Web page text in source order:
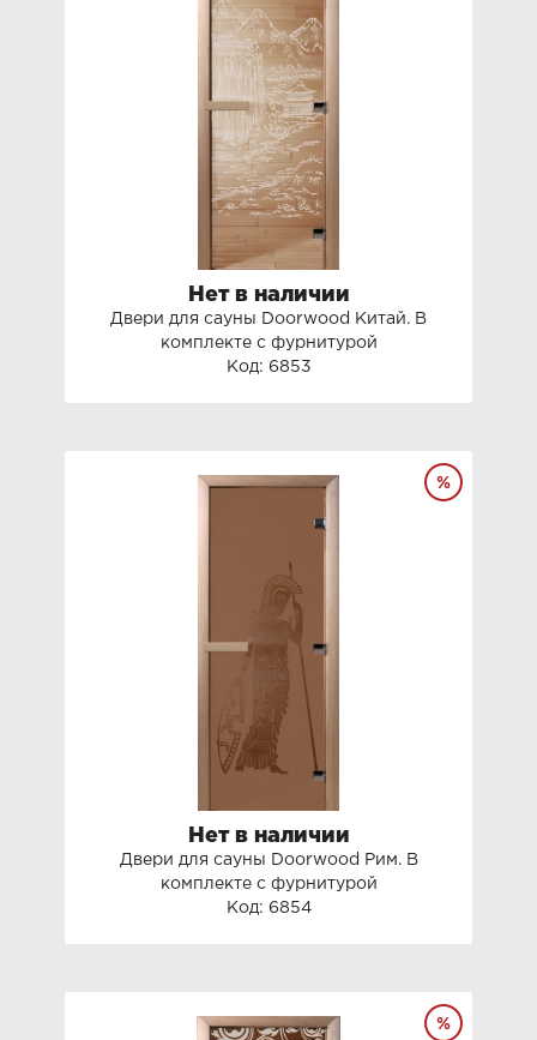
Нет в наличии
Двери для сауны Doorwood Китай. В
комплекте с фурнитурой
Код: 6853
Нет в наличии
Двери для сауны Doorwood Рим. В
комплекте с фурнитурой
Код: 6854